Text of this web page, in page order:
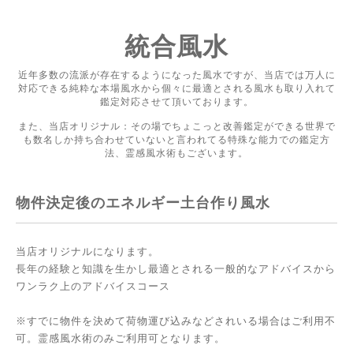
統合風水
近年多数の流派が存在するようになった風水ですが、当店では万人に
対応できる純粋な本場風水から個々に最適とされる風水も取り入れて
鑑定対応させて頂いております。
また、当店オリジナル：その場でちょこっと改善鑑定ができる世界で
も数名しか持ち合わせていないと言われてる特殊な能力での鑑定方
法、霊感風水術もございます。
物件決定後のエネルギー土台作り風水
当店オリジナルになります。
長年の経験と知識を生かし最適とされる一般的なアドバイスから
ワンラク上のアドバイスコース
※すでに物件を決めて荷物運び込みなどされいる場合はご利用不
可。霊感風水術のみご利用可となります。